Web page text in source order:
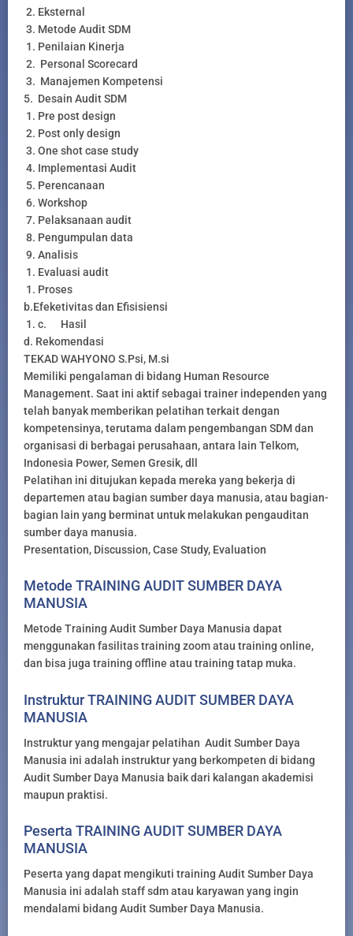
2. Eksternal
3. Metode Audit SDM
1. Penilaian Kinerja
2. Personal Scorecard
3. Manajemen Kompetensi
5. Desain Audit SDM
1. Pre post design
2. Post only design
3. One shot case study
4. Implementasi Audit
5. Perencanaan
6. Workshop
7. Pelaksanaan audit
8. Pengumpulan data
9. Analisis
1. Evaluasi audit
1. Proses
b.Efeketivitas dan Efisisiensi
1. c. Hasil
d. Rekomendasi
TEKAD WAHYONO S.Psi, M.si
Memiliki pengalaman di bidang Human Resource
Management. Saat ini aktif sebagai trainer independen yang
telah banyak memberikan pelatihan terkait dengan
kompetensinya, terutama dalam pengembangan SDM dan
organisasi di berbagai perusahaan, antara lain Telkom,
Indonesia Power, Semen Gresik, dll
Pelatihan ini ditujukan kepada mereka yang bekerja di
departemen atau bagian sumber daya manusia, atau bagian-
bagian lain yang berminat untuk melakukan pengauditan
sumber daya manusia.
Presentation, Discussion, Case Study, Evaluation
Metode TRAINING AUDIT SUMBER DAYA
MANUSIA
Metode Training Audit Sumber Daya Manusia dapat
menggunakan fasilitas training zoom atau training online,
dan bisa juga training offline atau training tatap muka.
Instruktur TRAINING AUDIT SUMBER DAYA
MANUSIA
Instruktur yang mengajar pelatihan Audit Sumber Daya
Manusia ini adalah instruktur yang berkompeten di bidang
Audit Sumber Daya Manusia baik dari kalangan akademisi
maupun praktisi.
Peserta TRAINING AUDIT SUMBER DAYA
MANUSIA
Peserta yang dapat mengikuti training Audit Sumber Daya
Manusia ini adalah staff sdm atau karyawan yang ingin
mendalami bidang Audit Sumber Daya Manusia.